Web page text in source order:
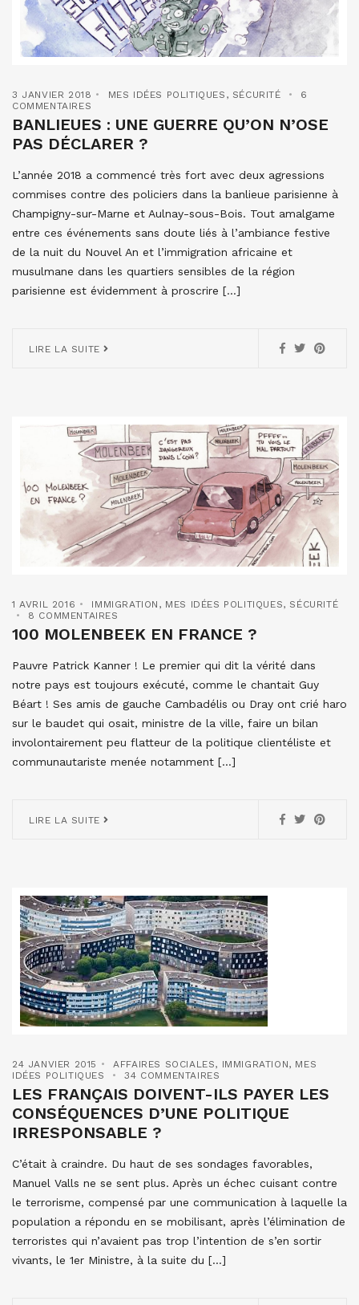
3 JANVIER 2018 MES IDÉES POLITIQUES , SÉCURITÉ
6
COMMENTAIRES
BANLIEUES : UNE GUERRE QU’ON N’OSE
PAS DÉCLARER ?
L’année 2018 a commencé très fort avec deux agressions
commises contre des policiers dans la banlieue parisienne à
Champigny-sur-Marne et Aulnay-sous-Bois. Tout amalgame
entre ces événements sans doute liés à l’ambiance festive
de la nuit du Nouvel An et l’immigration africaine et
musulmane dans les quartiers sensibles de la région
parisienne est évidemment à proscrire […]
LIRE LA SUITE
1 AVRIL 2016 IMMIGRATION , MES IDÉES POLITIQUES, SÉCURITÉ
8 COMMENTAIRES
100 MOLENBEEK EN FRANCE ?
Pauvre Patrick Kanner ! Le premier qui dit la vérité dans
notre pays est toujours exécuté, comme le chantait Guy
Béart ! Ses amis de gauche Cambadélis ou Dray ont crié haro
sur le baudet qui osait, ministre de la ville, faire un bilan
involontairement peu flatteur de la politique clientéliste et
communautariste menée notamment […]
LIRE LA SUITE
24 JANVIER 2015 AFFAIRES SOCIALES, IMMIGRATION, MES
IDÉES POLITIQUES
34 COMMENTAIRES
LES FRANÇAIS DOIVENT-ILS PAYER LES
CONSÉQUENCES D’UNE POLITIQUE
IRRESPONSABLE ?
C’était à craindre. Du haut de ses sondages favorables,
Manuel Valls ne se sent plus. Après un échec cuisant contre
le terrorisme, compensé par une communication à laquelle la
population a répondu en se mobilisant, après l’élimination de
terroristes qui n’avaient pas trop l’intention de s’en sortir
vivants, le 1er Ministre, à la suite du […]